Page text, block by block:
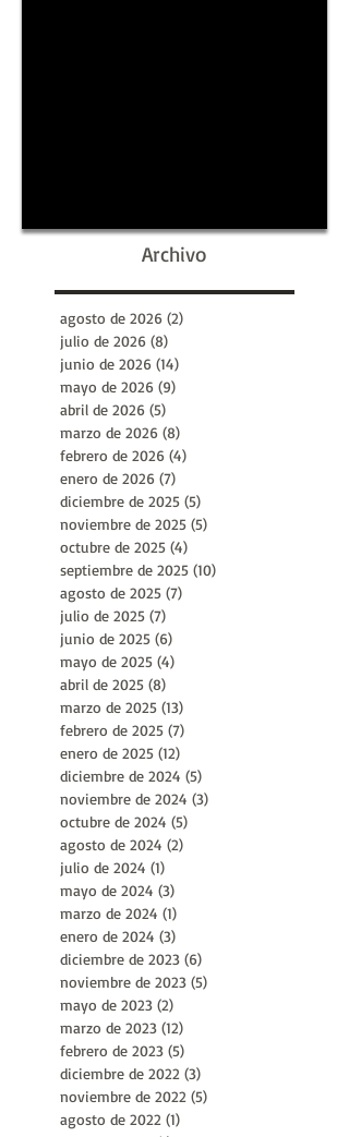
Archivo
agosto de 2026 (2)
julio de 2026 (8)8 entradas
junio de 2026 (14)
mayo de 2026 (9)9 entradas
abril de 2026 (5) 5 entradas
marzo de 2026 (8)
febrero de 2026 (4)4 entradas
enero de 2026 (7)7 entradas
diciembre de 2025 (5)
noviembre de 2025 (5)5 entradas
octubre de 2025 (4)
septiembre de 2025
agosto de 2025 (7)
julio de 2025 (7)7 entradas
junio de 2025 (6)
mayo de 2025 (4)4 entradas
abril de 2025 (8) 8 entradas
marzo de 2025 (13)
febrero de 2025 (7) 7 entradas
enero de 2025 (12)12 entradas
diciembre de 2024 (5)
noviembre de 2024
octubre de 2024
agosto de 2024 (2)
julio de 2024 (1)1 entrada
mayo de 2024 (3)3 entradas
marzo de 2024 (1)1 entrada
enero de 2024 (3)3 entradas
diciembre de 2023
noviembre de 2023
mayo de 2023 (2)2 entradas
marzo de 2023 (12) 12 entradas
febrero de 2023 (5)5 entradas
diciembre de 2022